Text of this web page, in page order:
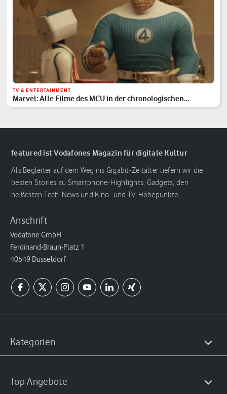
TV & ENTERTAINMENT
Marvel: Alle Filme des MCU in der chronologischen
Reihenfolge
featured ist Vodafones Magazin für digitale Kultur
Als Begleiter auf dem Weg ins Gigabit-Zeitalter liefern wir die
besten Stories zu Smartphone-Highlights, Gadgets, den
heißesten Tech-News und Kino- und TV-Höhepunkte.
Anschrift
Vodafone GmbH
Ferdinand-Braun-Platz 1
40549 Düsseldorf
Kategorien
Top Angebote